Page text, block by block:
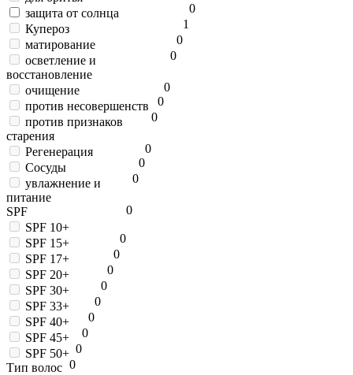
0
защита от солнца
1
Купероз
0
матирование
0
осветление и
восстановление
0
очищение
0
против несовершенств
0
против признаков
старения
0
Регенерация
0
Сосуды
0
увлажнение и
питание
0
SPF
SPF 10+
0
SPF 15+
0
SPF 17+
0
SPF 20+
0
SPF 30+
0
SPF 33+
0
SPF 40+
0
SPF 45+
0
SPF 50+
0
Тип волос